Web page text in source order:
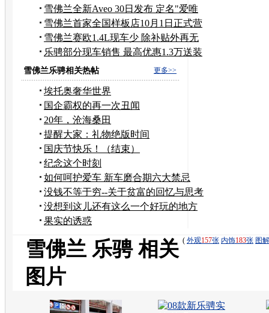
车
雪佛兰全新Aveo 30日发布 定名"爱唯
欧"
雪佛兰首家全国样板店10月1日正式营
业
雪佛兰赛欧1.4L现车少 除补贴外再无
优惠
乐骋部分现车销售 最高优惠1.3万送装
潢
更多>>
雪佛兰乐骋相关热帖
埃托奥奢华世界
国企霸权的再一次丑闻
20年，沧海桑田
提醒大家：礼物绝版时间
国庆节快乐！（结束）
纪念这个时刻
如何呵护爱车 新车磨合期六大禁忌
没钱不等于穷--关于贫富的回忆与思考
没想到这儿还有这么一个好玩的地方
果实的诱惑
( 外观157张 内饰183张 图解
雪佛兰 乐骋 相关
图片